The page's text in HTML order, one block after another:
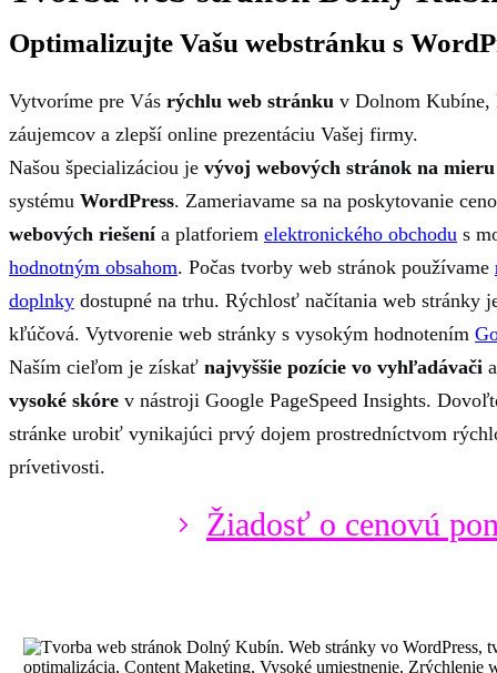
Optimalizujte Vašu webstránku s
Vytvoríme pre Vás rýchlu web stránku v Dolnom Kubíne,
záujemcov a zlepší online prezentáciu Vašej firmy.
Našou špecializáciou je vývoj webových stránok na mieru
systému WordPress. Zameriavame sa na poskytovanie
webových riešenía platforiem elektronického obchodu s
hodnotným obsahom. Počas tvorby web stránok používame
doplnky dostupné na trhu. Rýchlosť načítania web stránky
kľúčová. Vytvorenie web stránky s vysokým hodnotením
Naším cieľom je získať najvyššie pozície vo vyhľadávači
vysoké skóre v nástroji Google PageSpeed ​​Insights.
stránke urobiť vynikajúci prvý dojem prostredníctvom
prívetivosti.
Žiadosť o cenovú